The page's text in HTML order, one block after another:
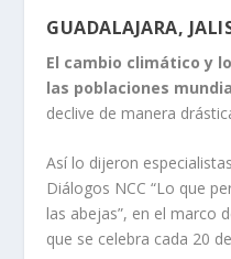
GUADALAJARA,
El cambio climático y
las poblaciones
declive de manera
Así lo dijeron
Diálogos NCC “Lo que
las abejas”, en el marco
que se celebra cada 20